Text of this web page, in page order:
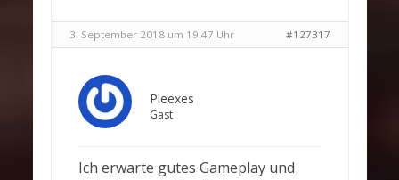
3. September 2018 um 19:47 Uhr #127317
Pleexes
Gast
Ich erwarte gutes Gameplay und